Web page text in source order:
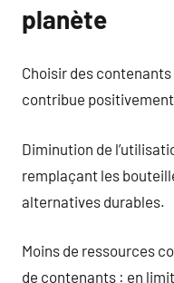
planète
Choisir des
contribue
Diminution de
remplaçant les
alternatives durables.
Moins de ressources
de contenants : en